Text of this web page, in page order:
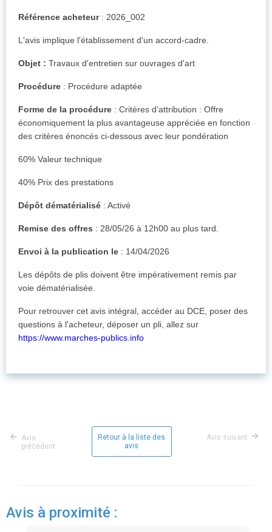
Référence acheteur: 2026_002
L'avis implique l'établissement d'un accord-cadre.
Objet : Travaux d'entretien sur ouvrages d'art
Procédure : Procédure adaptée
Forme de la procédure : Critères d'attribution : Offre
économiquement la plus avantageuse appréciée en fonction
des critères énoncés ci-dessous avec leur pondération
60% Valeur technique
40% Prix des prestations
Dépôt dématérialisé : Activé
Remise des offres : 28/05/26 à 12h00 au plus tard.
Envoi à la publication le : 14/04/2026
Les dépôts de plis doivent être impérativement remis par
voie dématérialisée.
Pour retrouver cet avis intégral, accéder au DCE, poser des
questions à l'acheteur, déposer un pli, allez sur
https://www.marches-publics.info
Avis
précédent
Retour à la liste des
avis
Avis suivant
Avis à proximité :